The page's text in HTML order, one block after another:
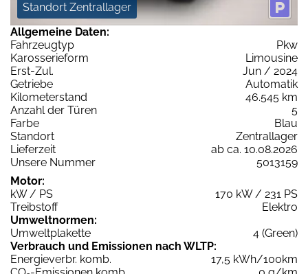
Standort Zentrallager
Allgemeine Daten:
Fahrzeugtyp
Pkw
Karosserieform
Limousine
Erst-Zul.
Jun / 2024
Getriebe
Automatik
Kilometerstand
46.545 km
Anzahl der Türen
5
Farbe
Blau
Standort
Zentrallager
Lieferzeit
ab ca. 10.08.2026
Unsere Nummer
5013159
Motor:
kW / PS
170 kW / 231 PS
Treibstoff
Elektro
Umweltnormen:
Umweltplakette
4 (Green)
Verbrauch und Emissionen nach WLTP:
Energieverbr. komb.
17,5 kWh/100km